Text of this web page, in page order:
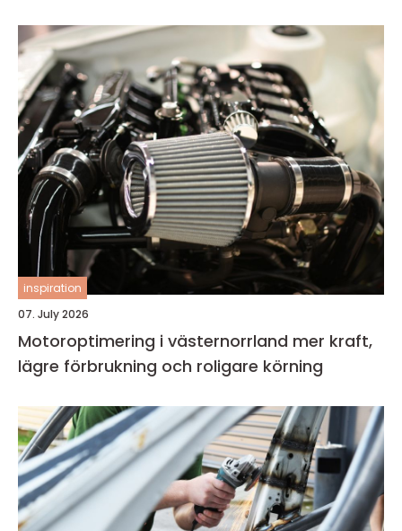
inspiration
07. July 2026
Motoroptimering i västernorrland mer kraft,
lägre förbrukning och roligare körning